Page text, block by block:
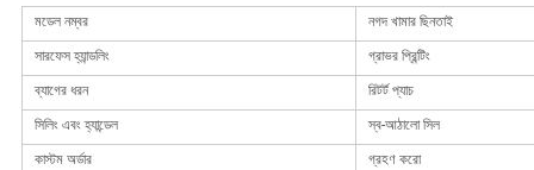
মডেল নম্বর নগদ খামার ছিনতাই
সারফেস হ্যান্ডলিং গ্রাভর প্রিন্টিং
ব্যাগের ধরন রিটর্ট প্যাচ
সিলিং এবং হ্যান্ডেল স্ব-আঠালো সিল
কাস্টম অর্ডার গ্রহণ করো